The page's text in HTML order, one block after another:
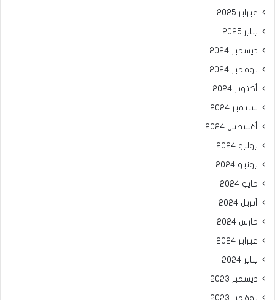
فبراير 2025
يناير 2025
ديسمبر 2024
نوفمبر 2024
أكتوبر 2024
سبتمبر 2024
أغسطس 2024
يوليو 2024
يونيو 2024
مايو 2024
أبريل 2024
مارس 2024
فبراير 2024
يناير 2024
ديسمبر 2023